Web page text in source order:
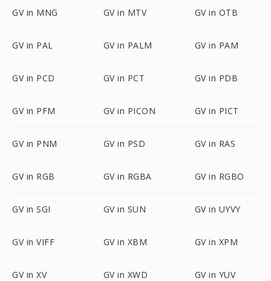
GV in MNG GV in MTV GV in OTB
GV in PAL GV in PALM GV in PAM
GV in PCD GV in PCT GV in PDB
GV in PFM GV in PICON GV in PICT
GV in PNM GV in PSD GV in RAS
GV in RGB GV in RGBA GV in RGBO
GV in SGI GV in SUN GV in UYVY
GV in VIFF GV in XBM GV in XPM
GV in XV GV in XWD GV in YUV